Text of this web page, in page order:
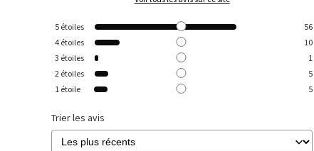
5 étoiles
56
4 étoiles
10
3 étoiles
1
2 étoiles
5
1 étoile 5
Trier les avis